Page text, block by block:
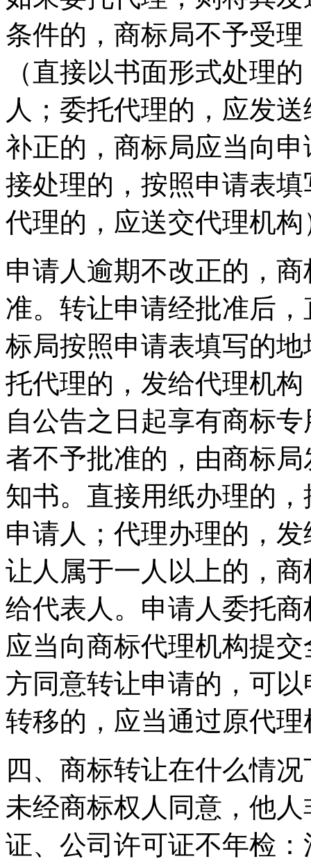
条件的，商标局不予受
（直接以书面形式处理
人；委托代理的，应发
补正的，商标局应当向
接处理的，按照申请表
代理的，应送交代理机
申请人逾期不改正的，
准。转让申请经批准后
标局按照申请表填写的
托代理的，发给代理机
自公告之日起享有商标
者不予批准的，由商标
知书。直接用纸办理的
申请人；代理办理的，
让人属于一人以上的，
给代表人。申请人委托
应当向商标代理机构提
方同意转让申请的，可
转移的，应当通过原代
四、商标转让在什么情
未经商标权人同意，他
证、公司许可证不年检